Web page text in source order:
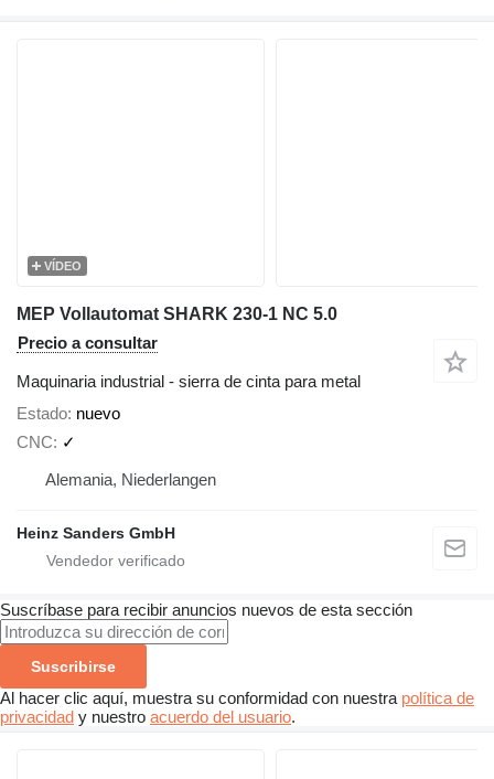
VÍDEO
MEP Vollautomat SHARK 230-1 NC 5.0
Precio a consultar
Maquinaria industrial - sierra de cinta para metal
Estado nuevo
CNC
✓
Alemania, Niederlangen
Heinz Sanders GmbH
Suscríbase para recibir anuncios nuevos de esta sección
Suscribirse
Al hacer clic aquí, muestra su conformidad con nuestra política de
privacidad y nuestro acuerdo del usuario.